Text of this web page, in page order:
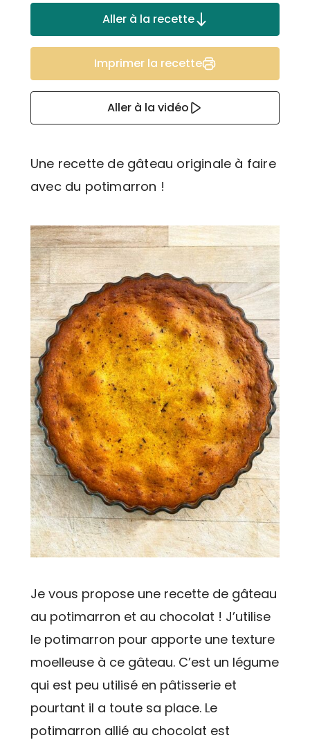
Aller à la recette
Imprimer la recette
Aller à la vidéo
Une recette de gâteau originale à faire
avec du potimarron !
Je vous propose une recette de gâteau
au potimarron et au chocolat ! J’utilise
le potimarron pour apporte une texture
moelleuse à ce gâteau. C’est un légume
qui est peu utilisé en pâtisserie et
pourtant il a toute sa place. Le
potimarron allié au chocolat est